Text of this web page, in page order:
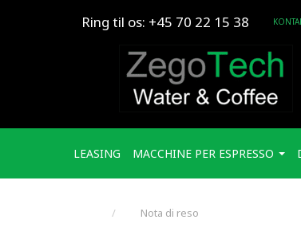
Ring til os: +45 70 22 15 38
LEASING MACCHINE PER ESPRESSO
Nota di reso